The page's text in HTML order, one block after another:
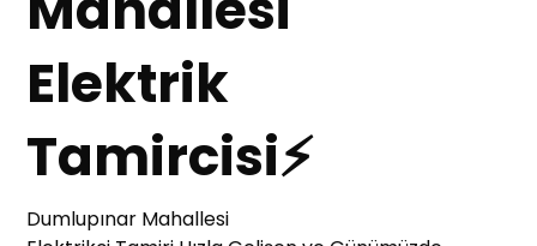
Elektrik
Tamircisi⚡
Dumlupınar Mahallesi